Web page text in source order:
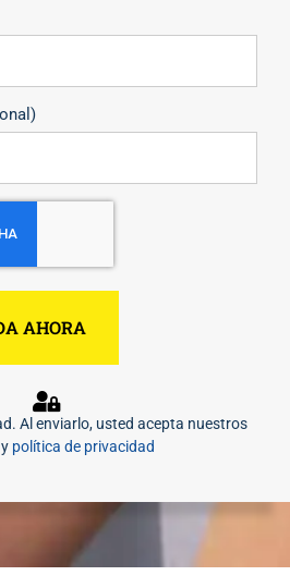
CAPTCHA
Al enviarlo, usted acepta nuestros
política de privacidad